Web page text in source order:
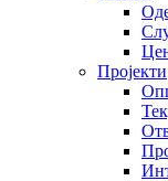
Пројекти